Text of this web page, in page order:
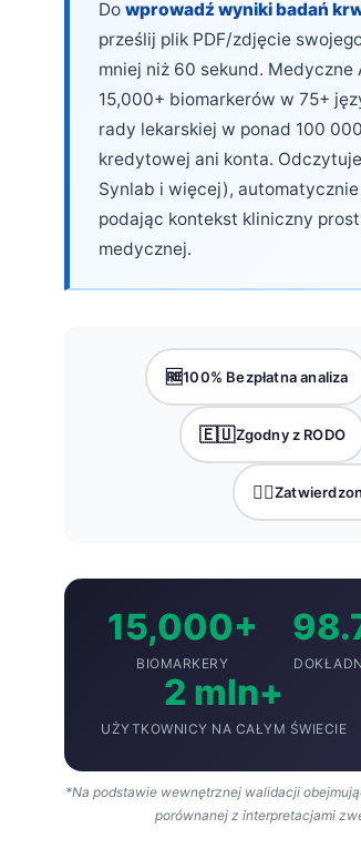
Do wprowadź wyniki badań
prześlij plik PDF/zdjęcie
mniej niż 60 sekund. Medyczne
15,000+ biomarkerów w 75+
rady lekarskiej w ponad 100
kredytowej ani konta.
Synlab i więcej),
podając kontekst kliniczny
medycznej.
🆓100% Bezpłatna analiza
🇪🇺Zgodny z RODO
👨‍⚕️
15,000+
BIOMARKERY
2 mln+
UŻYTKOWNICY NA CAŁYM ŚWIECIE
*Na podstawie wewnętrznej walidacji
porównanej z interpretacjami